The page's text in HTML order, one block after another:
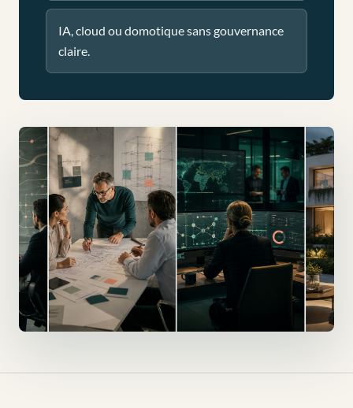
IA, cloud ou domotique sans gouvernance
claire.